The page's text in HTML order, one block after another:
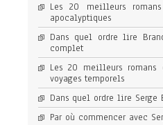
Les 20 meilleurs
apocalyptiques
Dans quel ordre lire
complet
Les 20 meilleurs
voyages temporels
Dans quel ordre lire Serge
Par où commencer avec